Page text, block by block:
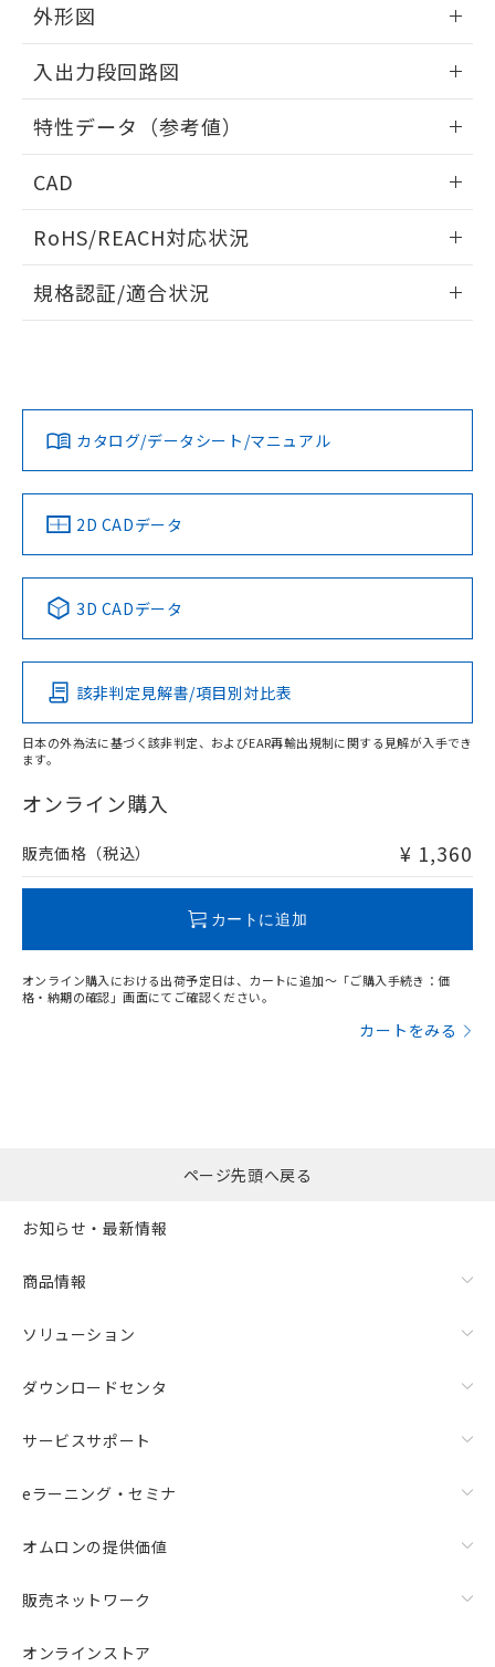
外形図
端子配置
入出力段回路図
出力回路
タイムチャート
特性データ（参考値）
CAD
ドすることができます。
ログイン/会員登録
ダウンロードデータをご利用いただく前に、以下を必ずお読
みください。
ソフトウェアの使用条件
RoHS/REACH対応状況
EU RoHS 注意事項・凡例
対応済み
中国 RoHS 注意事項・凡例
Pb Hg Cd Cr(VI)
O
在庫等で未対応品が混在する可能性があります。
問い合わせください。
規格認証/適合状況
LR型式承認
（イギリス
船舶規格）
DNV型式承認
（ノルウェー
BV型式承認
（フランス
KR型式
（韓国
No No No No
この製品の規格認証/適合状況ページへ
その他の認証はこちらのページからご検索ください
カタログ/データシート/マニュアル
2D CADデータ
3D CADデータ
該非判定見解書/項目別対比表
日本の外為法に基づく該非判定、およびEAR再輸出規制に関する見解が入手でき
ます。
オンライン購入
販売価格（税込） ¥ 1,360
カートに追加
オンライン購入における出荷予定日は、カートに追加～「ご購入手続き：価
格・納期の確認」画面にてご確認ください。
カートをみる
引・商談に必要な範囲で利用すること
をご了承ください。
※当社の共同利用者とは、"個人情報
の共同利用に関して"
用者の範囲」に記載されている法人を
下記の非含有証明書をダウンロードするこ
とができます。
EU RoHS指令（10物質）の非含有証明書
※本証明書は発行日時点で非含有を証明す
るもので、過去に遡って非含有を証明する
また、RoHS指令のフタル酸エステル類４
物質の対応では、対応完了までの期間は出
荷製品に未対応品が混在することから備考
既に当社にて対応品への在庫切替を完了
していることから、特段のことがない限
合意する キャンセル
ページ先頭へ戻る
お知らせ・最新情報
商品情報
ソリューション
ダウンロードセンタ
サービスサポート
eラーニング・セミナ
オムロンの提供価値
販売ネットワーク
オンラインストア